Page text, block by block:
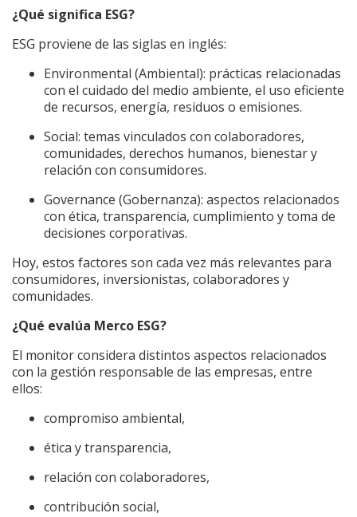
¿Qué significa ESG?
ESG proviene de las siglas en inglés:
Environmental (Ambiental): prácticas relacionadas
con el cuidado del medio ambiente, el uso eficiente
de recursos, energía, residuos o emisiones.
Social: temas vinculados con colaboradores,
comunidades, derechos humanos, bienestar y
relación con consumidores.
Governance (Gobernanza): aspectos relacionados
con ética, transparencia, cumplimiento y toma de
decisiones corporativas.
Hoy, estos factores son cada vez más relevantes para
consumidores, inversionistas, colaboradores y
comunidades.
¿Qué evalúa Merco ESG?
El monitor considera distintos aspectos relacionados
con la gestión responsable de las empresas, entre
ellos:
compromiso ambiental,
ética y transparencia,
relación con colaboradores,
contribución social,